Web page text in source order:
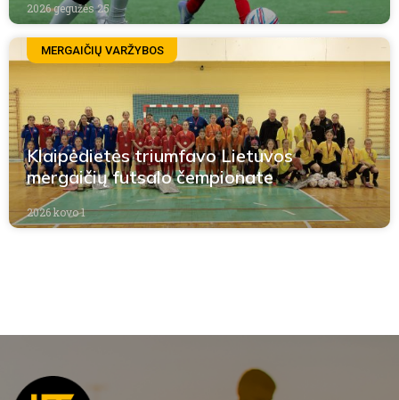
2026 gegužės 25
MERGAIČIŲ VARŽYBOS
Klaipėdietės triumfavo Lietuvos
mergaičių futsalo čempionate
2026 kovo 1